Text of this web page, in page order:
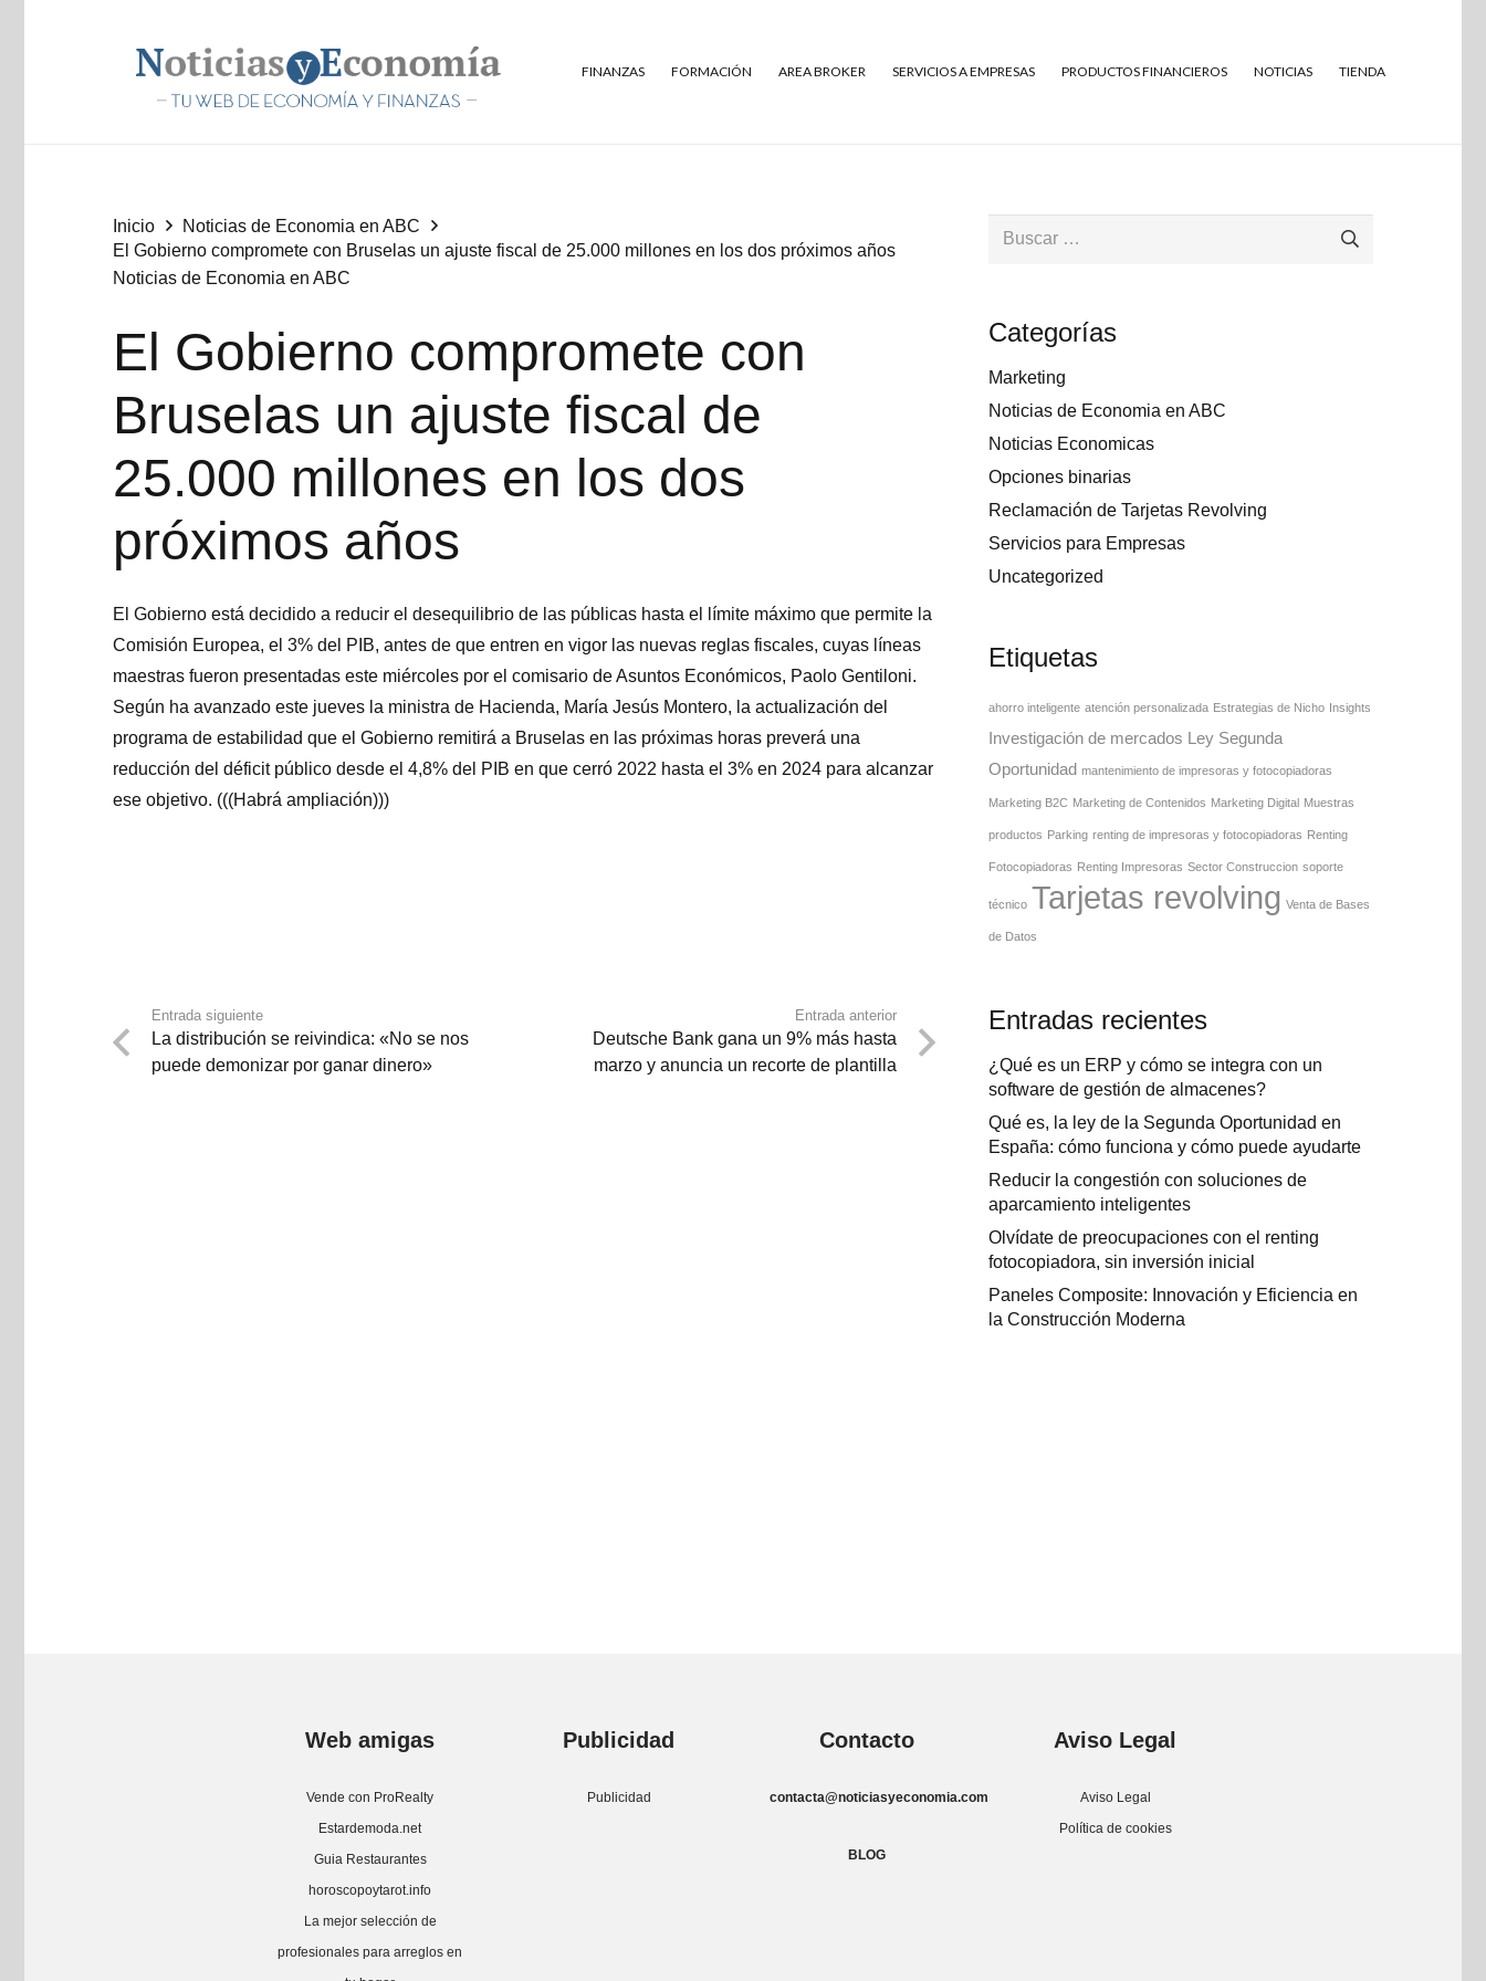
FINANZAS FORMACIÓN AREA BROKER SERVICIOS A EMPRESAS PRODUCTOS FINANCIEROS NOTICIAS TIENDA
Inicio
Noticias de Economia en ABC
El Gobierno compromete con Bruselas un ajuste fiscal de 25.000 millones en los dos próximos años
Noticias de Economia en ABC
El Gobierno compromete con
Bruselas un ajuste fiscal de
25.000 millones en los dos
próximos años
El Gobierno está decidido a reducir el desequilibrio de las públicas hasta el límite máximo que permite la
Comisión Europea, el 3% del PIB, antes de que entren en vigor las nuevas reglas fiscales, cuyas líneas
maestras fueron presentadas este miércoles por el comisario de Asuntos Económicos, Paolo Gentiloni.
Según ha avanzado este jueves la ministra de Hacienda, María Jesús Montero, la actualización del
programa de estabilidad que el Gobierno remitirá a Bruselas en las próximas horas preverá una
reducción del déficit público desde el 4,8% del PIB en que cerró 2022 hasta el 3% en 2024 para alcanzar
ese objetivo. (((Habrá ampliación)))
Entrada siguiente
La distribución se reivindica: «No se nos
puede demonizar por ganar dinero»
Entrada anterior
Deutsche Bank gana un 9% más hasta
marzo y anuncia un recorte de plantilla
Buscar:
Categorías
Marketing
Noticias de Economia en ABC
Noticias Economicas
Opciones binarias
Reclamación de Tarjetas Revolving
Servicios para Empresas
Uncategorized
Etiquetas
ahorro inteligente atención personalizada Estrategias de Nicho Insights
Investigación de mercados
Ley Segunda
Oportunidad mantenimiento de impresoras y fotocopiadoras
Marketing B2C Marketing de Contenidos Marketing Digital Muestras
productos Parking renting de impresoras y fotocopiadoras Renting
Fotocopiadoras Renting Impresoras Sector Construccion soporte
técnico Tarjetas revolving Venta de Bases
de Datos
Entradas recientes
¿Qué es un ERP y cómo se integra con un
software de gestión de almacenes?
Qué es, la ley de la Segunda Oportunidad en
España: cómo funciona y cómo puede ayudarte
Reducir la congestión con soluciones de
aparcamiento inteligentes
Olvídate de preocupaciones con el renting
fotocopiadora, sin inversión inicial
Paneles Composite: Innovación y Eficiencia en
la Construcción Moderna
Web amigas
Vende con ProRealty
Estardemoda.net
Guia Restaurantes
horoscopoytarot.info
La mejor selección de
profesionales para arreglos en
Publicidad
Publicidad
Contacto
contacta@noticiasyeconomia.com
BLOG
Aviso Legal
Aviso Legal
Política de cookies